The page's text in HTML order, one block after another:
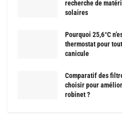
recherche de
solaires
Pourquoi 25,6°C
thermostat pour
canicule
Comparatif des
choisir pour
robinet ?